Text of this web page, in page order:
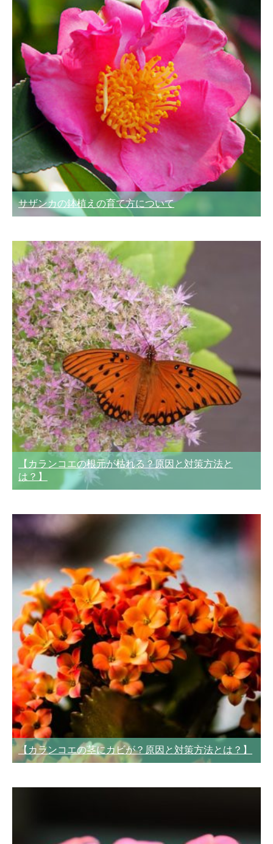
サザンカの鉢植えの育て方について
【カランコエの根元が枯れる？原因と対策方法と
は？】
【カランコエの茎にカビが？原因と対策方法とは？】